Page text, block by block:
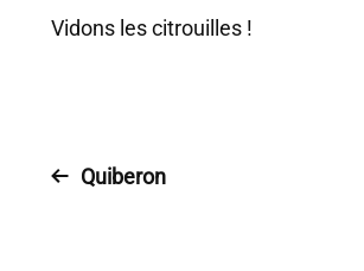
Vidons les citrouilles !
Quiberon